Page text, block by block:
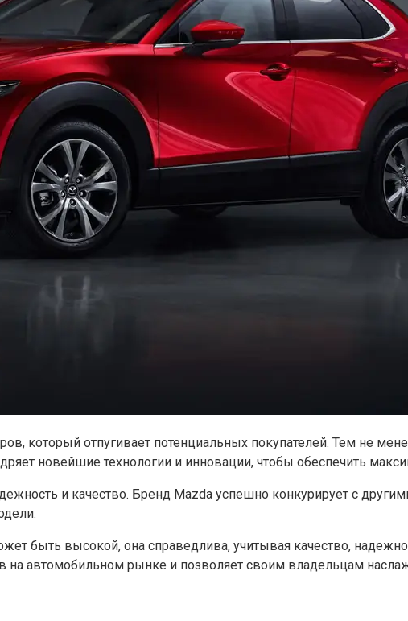
который отпугивает потенциальных покупателей. Тем не
новейшие технологии и инновации, чтобы обеспечить
и качество. Бренд Mazda успешно конкурирует с
быть высокой, она справедлива, учитывая качество,
на автомобильном рынке и позволяет своим владельцам